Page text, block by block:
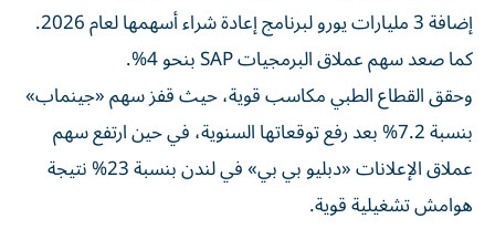
إضافة 3 مليارات يورو لبرنامج إعادة شراء أسهمها لعام 2026.
كما صعد سهم عملاق البرمجيات SAP بنحو 4%.
وحقق القطاع الطبي مكاسب قوية، حيث قفز سهم «جينماب»
بنسبة 7.2% بعد رفع توقعاتها السنوية، في حين ارتفع سهم
عملاق الإعلانات «دبليو بي بي» في لندن بنسبة 23% نتيجة
هوامش تشغيلية قوية.